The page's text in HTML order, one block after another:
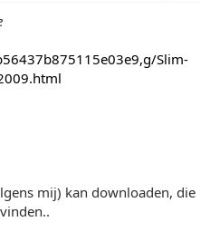
Slim-
mij) kan downloaden, die